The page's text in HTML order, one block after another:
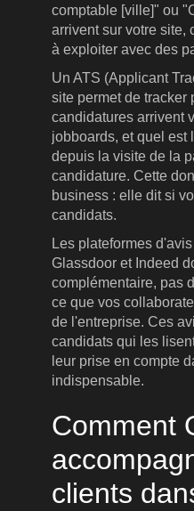
comptable [ville]" ou
arrivent sur votre site,
à exploiter avec des
Un ATS (Applicant
site permet de tracker
candidatures arrivent
jobboards, et quel est
depuis la visite de la
candidature. Cette
business : elle dit si
candidats.
Les plateformes
Glassdoor et Indeed
complémentaire, pas
ce que vos
de l'entreprise. Ces
candidats qui les
leur prise en compte
indispensable.
Comment
clients